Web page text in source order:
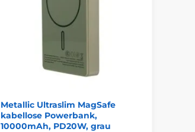
Metallic Ultraslim MagSafe
kabellose Powerbank,
10000mAh, PD20W, grau